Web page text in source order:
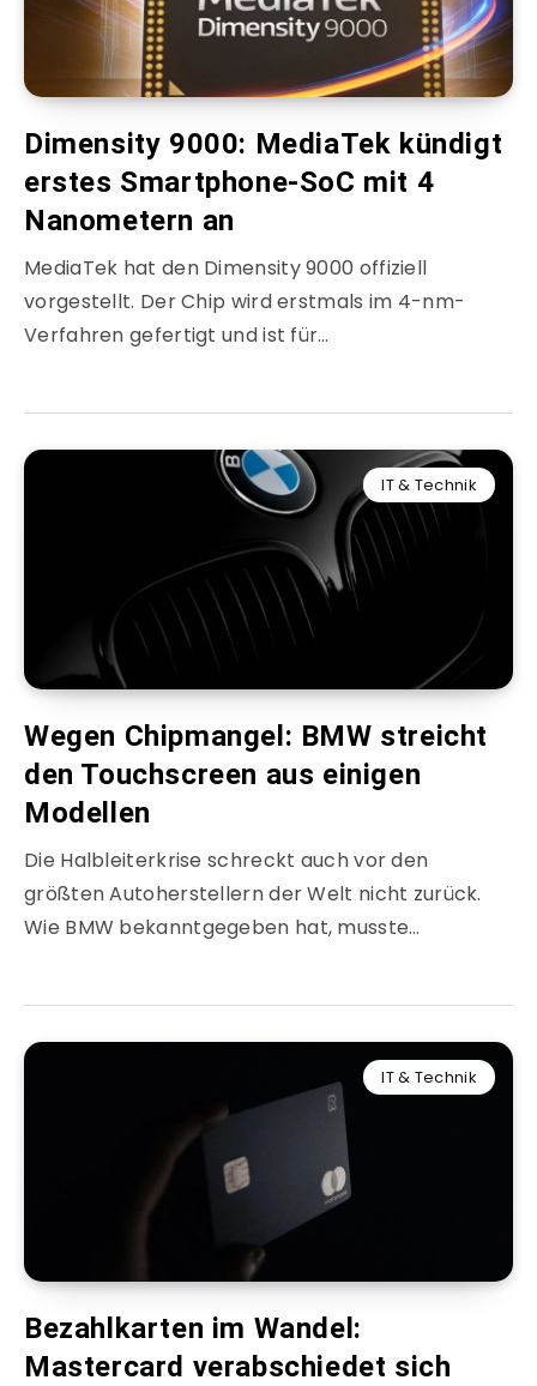
Dimensity 9000: MediaTek kündigt
erstes Smartphone-SoC mit 4
Nanometern an
MediaTek hat den Dimensity 9000 offiziell
vorgestellt. Der Chip wird erstmals im 4-nm-
Verfahren gefertigt und ist für…
IT & Technik
Wegen Chipmangel: BMW streicht
den Touchscreen aus einigen
Modellen
Die Halbleiterkrise schreckt auch vor den
größten Autoherstellern der Welt nicht zurück.
Wie BMW bekanntgegeben hat, musste…
IT & Technik
Bezahlkarten im Wandel:
Mastercard verabschiedet sich